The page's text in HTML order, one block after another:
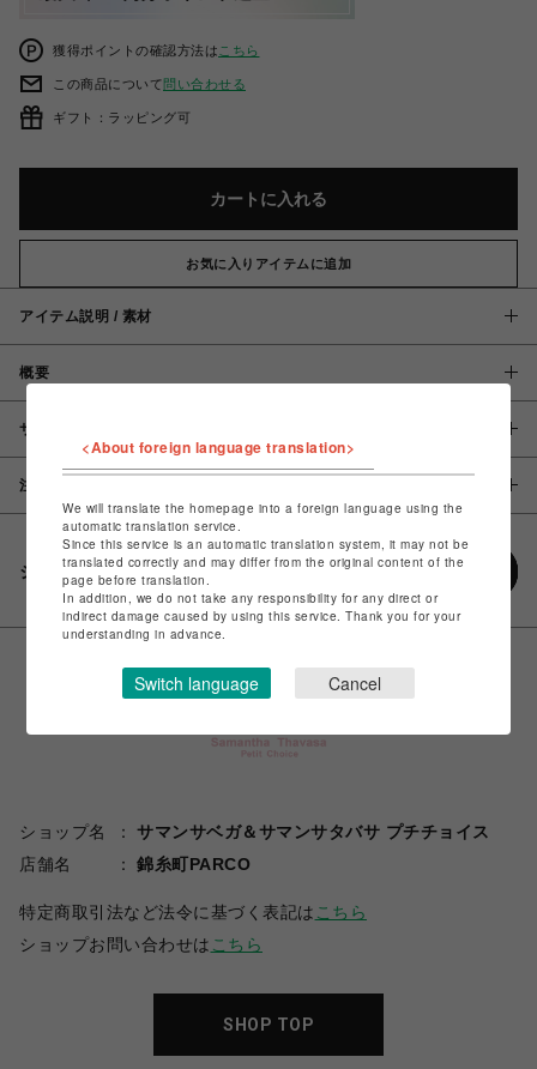
獲得ポイントの確認方法は こちら
この商品について問い合わせる
ギフト：ラッピング可
カートに入れる
お気に入りアイテムに追加
アイテム説明 / 素材
概要
サイズ
注意事項
シェアする
ショップ名
サマンサベガ＆サマンサタバサ プチチョイス
店舗名
錦糸町PARCO
特定商取引法など法令に基づく表記は こちら
ショップお問い合わせは こちら
SHOP TOP
<About foreign language translation>
We will translate the homepage into a foreign language using the
automatic translation service.
Since this service is an automatic translation system, it may not be
translated correctly and may differ from the original content of the
page before translation.
In addition, we do not take any responsibility for any direct or
indirect damage caused by using this service. Thank you for your
understanding in advance.
Switch language Cancel